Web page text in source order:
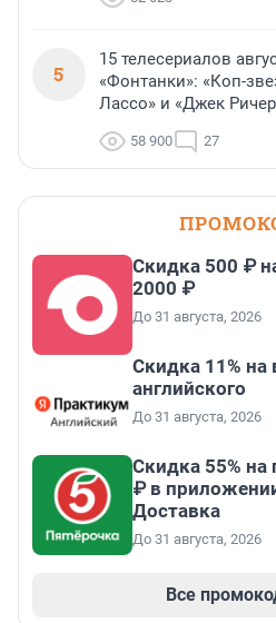
5
15 телесериалов
«Фонтанки»: «Коп-
Лассо» и «Джек
58 900 27
Скидка 500 ₽
2000 ₽
До 31 августа, 2026
Скидка 11% на
английского
До 31 августа, 2026
Скидка 55% на
₽ в
Доставка
До 31 августа, 2026
Все